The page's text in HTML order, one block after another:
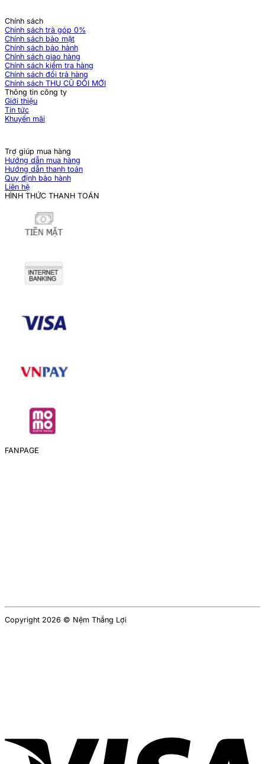
Chính sách
Chính sách trả góp 0%
Chính sách bảo mật
Chính sách bảo hành
Chính sách giao hàng
Chính sách kiểm tra hàng
Chính sách đổi trả hàng
Chính sách THU CŨ ĐỔI MỚI
Thông tin công ty
Giới thiệu
Tin tức
Khuyến mãi
Trợ giúp mua hàng
Hướng dẫn mua hàng
Hướng dẫn thanh toán
Quy định bảo hành
Liên hệ
HÌNH THỨC THANH TOÁN
FANPAGE
Copyright 2026 © Nệm Thắng Lợi